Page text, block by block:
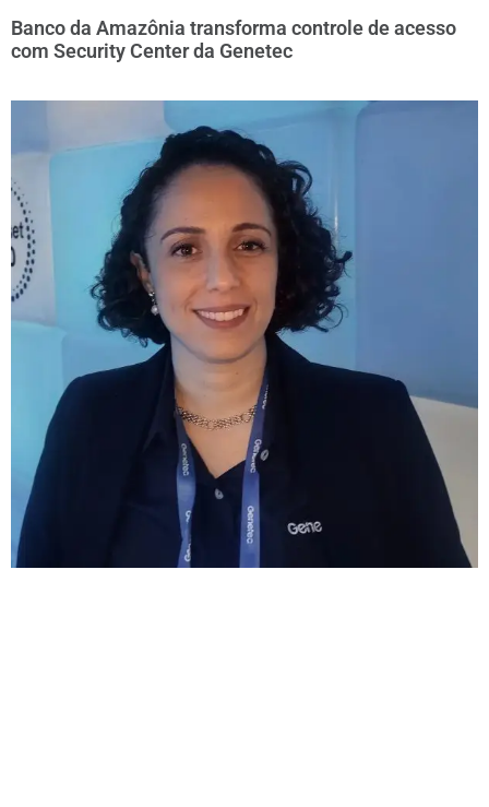
Banco da Amazônia transforma controle de acesso
com Security Center da Genetec